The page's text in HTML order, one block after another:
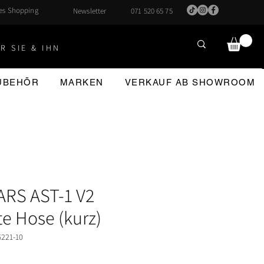
Shopping Newsletter 071 520 65 75
SIE & IHN
MARKEN VERKAUF AB SHOWROOM
AST-1 V2
Hose (kurz)
10